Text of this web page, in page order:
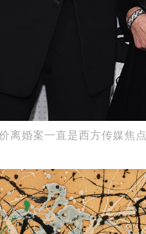
离婚案一直是西方传媒焦点